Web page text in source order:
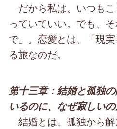
だから私は、いつも
っていていい。でも、
で」。恋愛とは、「現
る旅なのだ。
第十三章：結婚と孤独
いるのに、なぜ寂しい
結婚とは、孤独から